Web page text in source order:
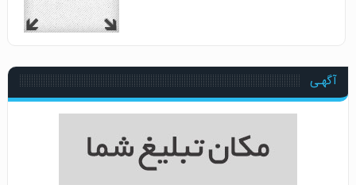
آگهـی